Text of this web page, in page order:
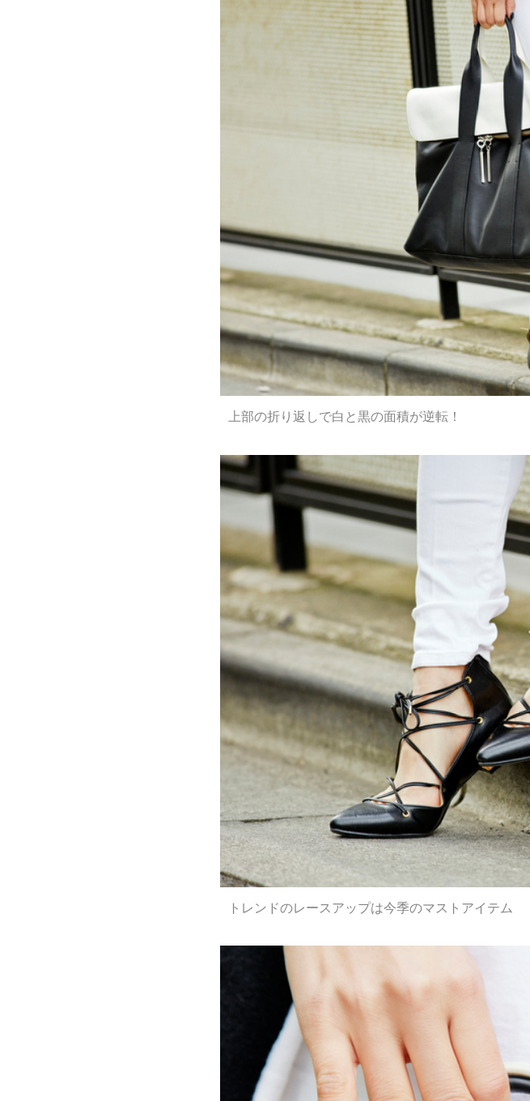
上部の折り返しで白と黒の面積が逆転！
トレンドのレースアップは今季のマストアイテム